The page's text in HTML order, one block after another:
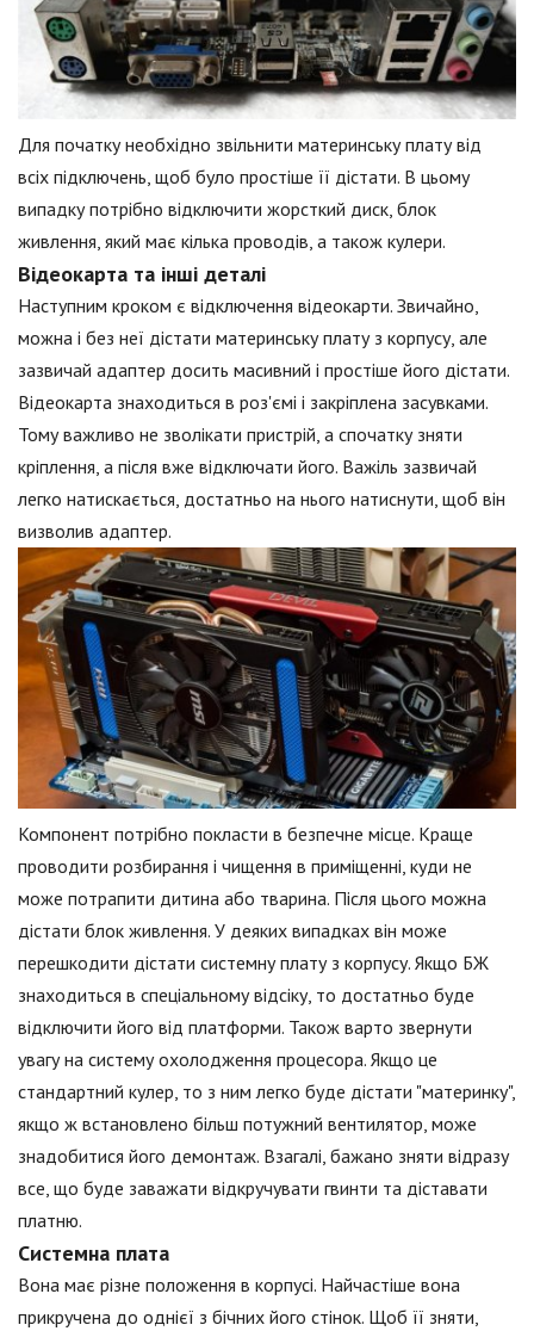
Для початку необхідно звільнити материнську плату від
всіх підключень, щоб було простіше її дістати. В цьому
випадку потрібно відключити жорсткий диск, блок
живлення, який має кілька проводів, а також кулери.
Відеокарта та інші деталі
Наступним кроком є відключення відеокарти. Звичайно,
можна і без неї дістати материнську плату з корпусу, але
зазвичай адаптер досить масивний і простіше його дістати.
Відеокарта знаходиться в роз'ємі і закріплена засувками.
Тому важливо не зволікати пристрій, а спочатку зняти
кріплення, а після вже відключати його. Важіль зазвичай
легко натискається, достатньо на нього натиснути, щоб він
визволив адаптер.
Компонент потрібно покласти в безпечне місце. Краще
проводити розбирання і чищення в приміщенні, куди не
може потрапити дитина або тварина. Після цього можна
дістати блок живлення. У деяких випадках він може
перешкодити дістати системну плату з корпусу. Якщо БЖ
знаходиться в спеціальному відсіку, то достатньо буде
відключити його від платформи. Також варто звернути
увагу на систему охолодження процесора. Якщо це
стандартний кулер, то з ним легко буде дістати "материнку",
якщо ж встановлено більш потужний вентилятор, може
знадобитися його демонтаж. Взагалі, бажано зняти відразу
все, що буде заважати відкручувати гвинти та діставати
платню.
Системна плата
Вона має різне положення в корпусі. Найчастіше вона
прикручена до однієї з бічних його стінок. Щоб її зняти,